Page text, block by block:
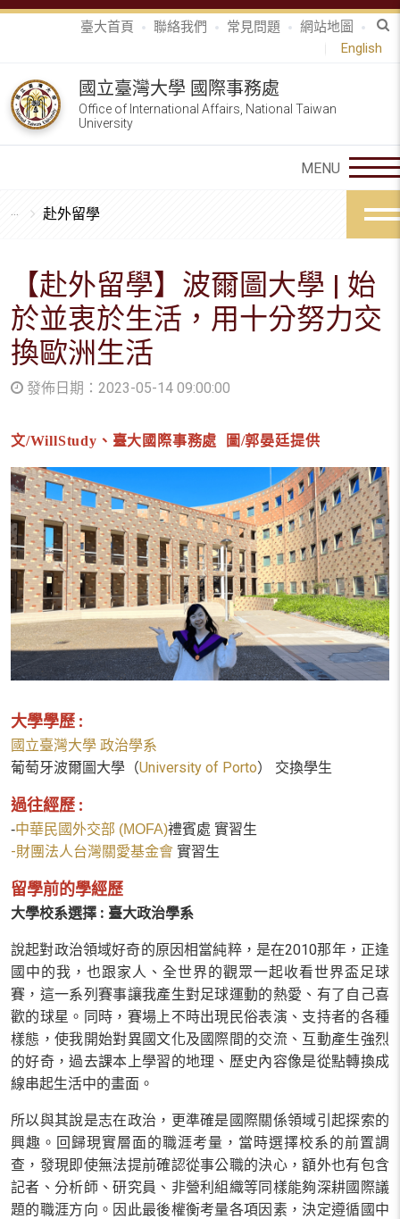
臺大首頁 聯絡我們 常見問題
網站地圖
English
國立臺灣大學 國際事務處
Office of International Affairs, National Taiwan
University
赴外留學
【赴外留學】波爾圖大學 | 始
於並衷於生活，用十分努力交
換歐洲生活
發佈日期：2023-05-14 09:00:00
文/WillStudy 、臺大國際事務處 圖/郭晏廷提供
大學學歷 :
國立臺灣大學 政治學系
葡萄牙波爾圖大學（University of Porto） 交換學生
過往經歷 :
-中華民國外交部 (MOFA)禮賓處 實習生
-財團法人台灣關愛基金會 實習生
留學前的學經歷
大學校系選擇 : 臺大政治學系
說起對政治領域好奇的原因相當純粹，是在2010那年，正逢
國中的我，也跟家人、全世界的觀眾一起收看世界盃足球
賽，這一系列賽事讓我產生對足球運動的熱愛、有了自己喜
歡的球星。同時，賽場上不時出現民俗表演、支持者的各種
樣態，使我開始對異國文化及國際間的交流、互動產生強烈
的好奇，過去課本上學習的地理、歷史內容像是從點轉換成
線串起生活中的畫面。
所以與其說是志在政治，更準確是國際關係領域引起探索的
興趣。回歸現實層面的職涯考量，當時選擇校系的前置調
查，發現即使無法提前確認從事公職的決心，額外也有包含
記者、分析師、研究員、非營利組織等同樣能夠深耕國際議
題的職涯方向。因此最後權衡考量各項因素，決定遵循國中